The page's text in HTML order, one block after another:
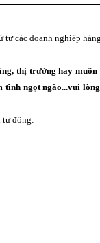
các doanh nghiệp
thị trường hay
ngọt ngào...vui
tự động: